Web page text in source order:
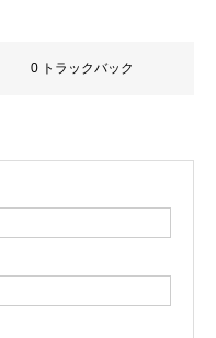
0 トラックバック